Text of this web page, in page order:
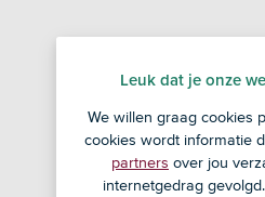
Leuk dat je onze
We willen graag cookies
cookies wordt informatie
partners over jou
internetgedrag